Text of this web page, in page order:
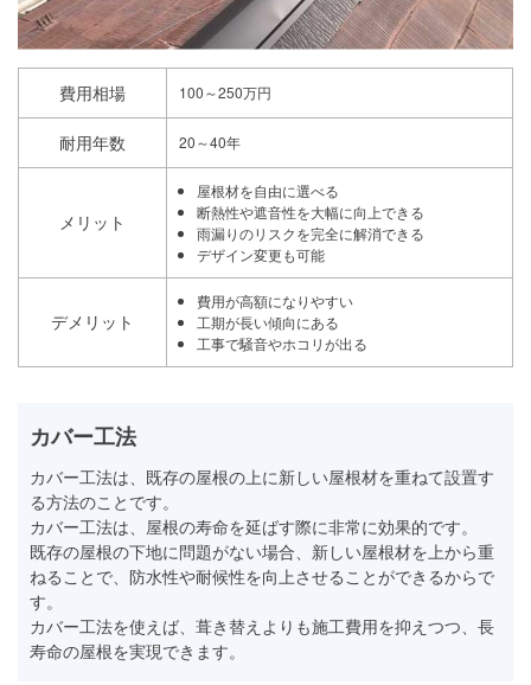
費用相場 100～250万円
耐用年数 20～40年
メリット
屋根材を自由に選べる
断熱性や遮音性を大幅に向上できる
雨漏りのリスクを完全に解消できる
デザイン変更も可能
デメリット
費用が高額になりやすい
工期が長い傾向にある
工事で騒音やホコリが出る
カバー工法
カバー工法は、既存の屋根の上に新しい屋根材を重ねて設置す
る方法のことです。
カバー工法は、屋根の寿命を延ばす際に非常に効果的です。
既存の屋根の下地に問題がない場合、新しい屋根材を上から重
ねることで、防水性や耐候性を向上させることができるからで
す。
カバー工法を使えば、葺き替えよりも施工費用を抑えつつ、長
寿命の屋根を実現できます。